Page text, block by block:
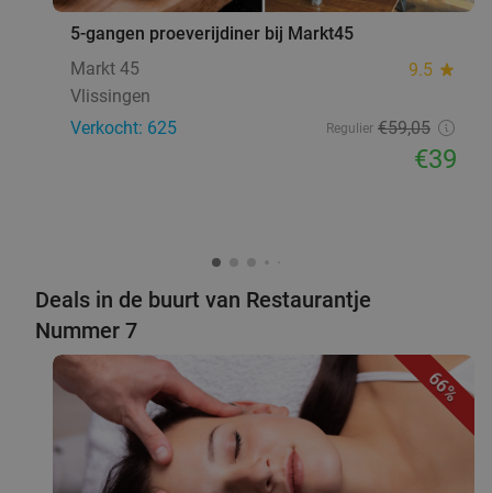
5-gangen proeverijdiner bij Markt45
Markt 45
9.5 star
Vlissingen
Verkocht: 625
Regulier €59,05
€39
Deals in de buurt van Restaurantje
Nummer 7
66%